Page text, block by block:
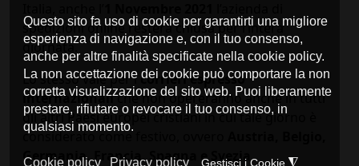
spedizioni online resterà chiusa per l’intera
giornata.
Lo stesso vale per icorrieri espresso
internazionaliche non opereranno anche in tutti
gli altri Paesi europei cristiani in cui tale giorno è
considerato come festivo, ovvero
Germania, Francia, Spagna e Svezia .